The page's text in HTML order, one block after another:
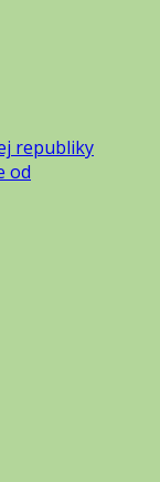
republiky
od